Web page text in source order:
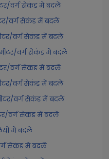
वर्ग सेकंड में बदलें
वर्ग सेकंड में बदलें
वर्ग सेकंड में बदलें
वर्ग सेकंड में बदलें
वर्ग सेकंड में बदलें
वर्ग सेकंड में बदलें
वर्ग सेकंड में बदलें
वर्ग सेकंड में बदलें
में बदलें
सेकंड में बदलें